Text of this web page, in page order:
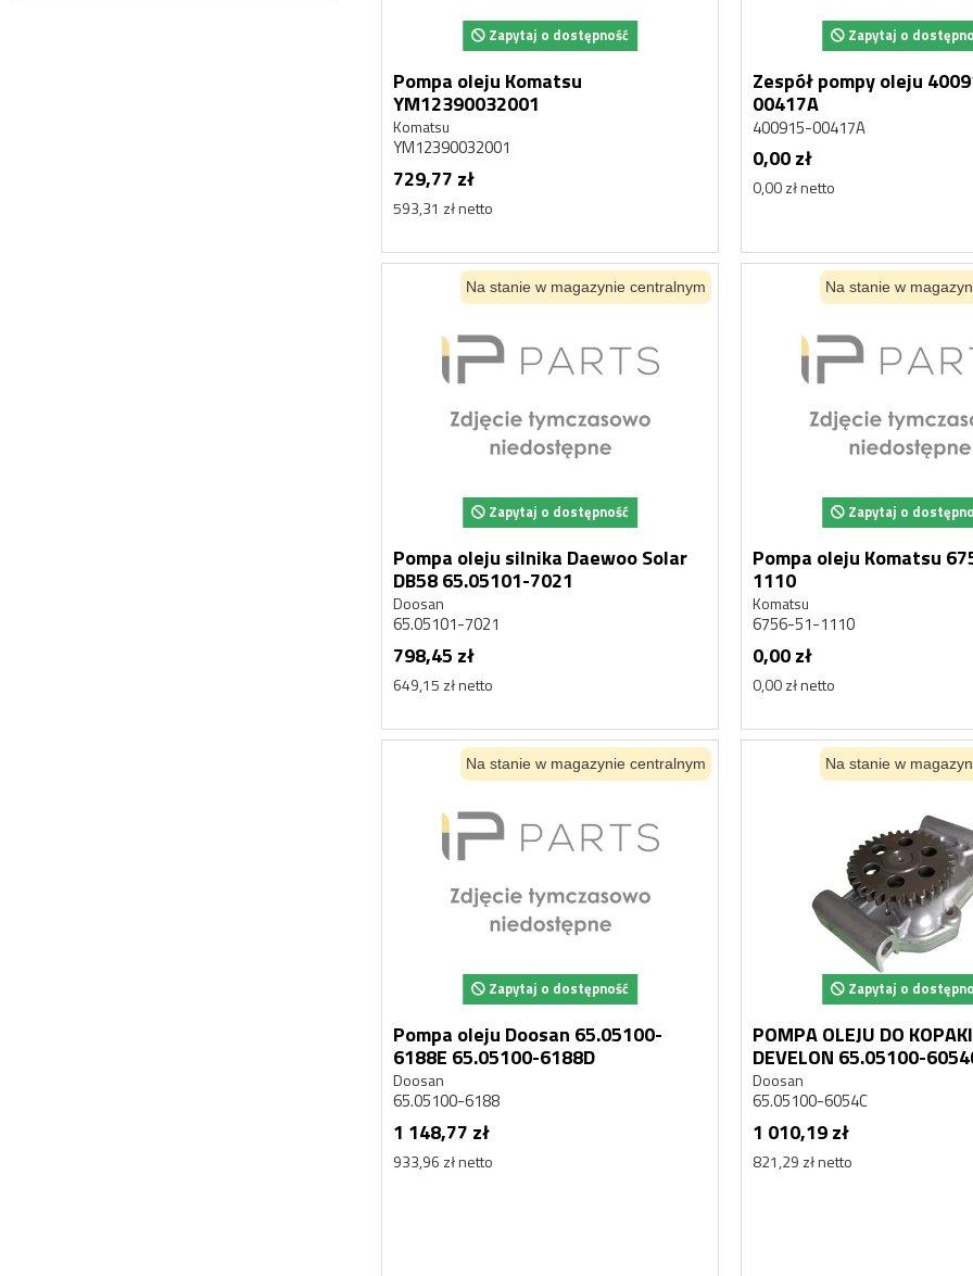
Zapytaj o dostępność
Pompa oleju Komatsu
YM12390032001
Komatsu
YM12390032001
729,77 zł
593,31 zł netto
Zapytaj o
Zespół pompy oleju
00417A
400915-00417A
0,00 zł
0,00 zł netto
Na stanie w magazynie centralnym
Zapytaj o dostępność
Pompa oleju silnika Daewoo Solar
DB58 65.05101-7021
Doosan
65.05101-7021
798,45 zł
649,15 zł netto
Na stanie w
Zapytaj o
Pompa oleju Komatsu
1110
Komatsu
6756-51-1110
0,00 zł
0,00 zł netto
Na stanie w magazynie centralnym
Zapytaj o dostępność
Pompa oleju Doosan 65.05100-
6188E 65.05100-6188D
Doosan
65.05100-6188
1 148,77 zł
933,96 zł netto
Na stanie w
Zapytaj o
POMPA OLEJU DO
DEVELON 65.05100-6054C
65.05100-6063A
Doosan
65.05100-6054C
1 010,19 zł
821,29 zł netto